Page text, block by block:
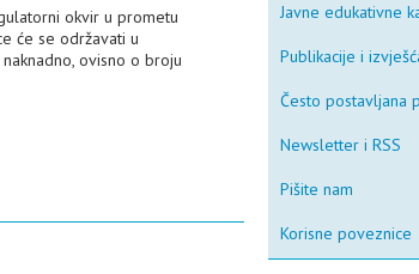
okvir u prometu
će se održavati u
ovisno o broju
Javne edukativne
Publikacije i
Često postavljana
Newsletter i RSS
Pišite nam
Korisne poveznice